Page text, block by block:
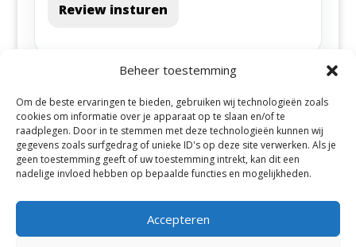
Beheer toestemming
Om de beste ervaringen te bieden, gebruiken wij technologieën zoals
cookies om informatie over je apparaat op te slaan en/of te
raadplegen. Door in te stemmen met deze technologieën kunnen wij
gegevens zoals surfgedrag of unieke ID's op deze site verwerken. Als je
geen toestemming geeft of uw toestemming intrekt, kan dit een
nadelige invloed hebben op bepaalde functies en mogelijkheden.
Accepteren
Review insturen
Alle steden